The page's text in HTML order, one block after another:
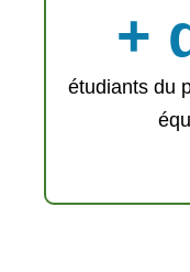
+
étudiants du